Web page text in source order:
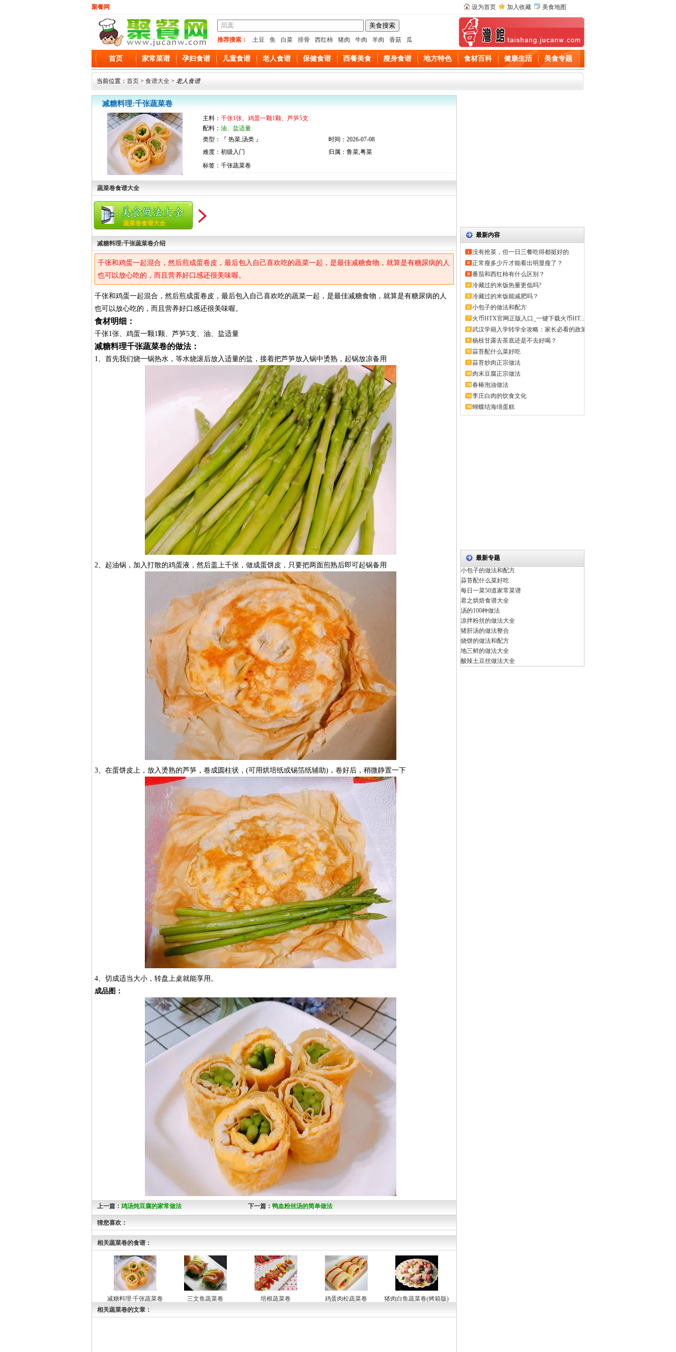
聚餐网 设为首页 加入收藏 美食地图
推荐搜索： 土豆 鱼 白菜 排骨 西红柿 猪肉 牛肉 羊肉 香菇 瓜
首页 家常菜谱 孕妇食谱 儿童食谱 老人食谱 保健食谱 西餐美食 瘦身食谱 地方特色 食材百科 健康生活 美食专题
当前位置： 首页 > 食谱大全 > 老人食谱
减糖料理:千张蔬菜卷
主料： 千张1张、鸡蛋一颗1颗、芦笋5支
配料： 油、盐适量
类型：『 热菜,汤类 』
时间：2026-07-08
难度：初级入门
归属：鲁菜,粤菜
标签：千张蔬菜卷
蔬菜卷食谱大全
蔬菜卷食谱大全
减糖料理:千张蔬菜卷介绍
千张和鸡蛋一起混合，然后煎成蛋卷皮，最后包入自己喜欢吃的蔬菜一起，是最佳减糖食物，就算是有糖尿病的人
也可以放心吃的，而且营养好口感还很美味喔。
千张和鸡蛋一起混合，然后煎成蛋卷皮，最后包入自己喜欢吃的蔬菜一起，是最佳减糖食物，就算是有糖尿病的人
也可以放心吃的，而且营养好口感还很美味喔。
食材明细：
千张1张、鸡蛋一颗1颗、芦笋5支、油、盐适量
减糖料理千张蔬菜卷的做法：
1、首先我们烧一锅热水，等水烧滚后放入适量的盐，接着把芦笋放入锅中烫熟，起锅放凉备用
2、起油锅，加入打散的鸡蛋液，然后盖上千张，做成蛋饼皮，只要把两面煎熟后即可起锅备用
3、在蛋饼皮上，放入烫熟的芦笋，卷成圆柱状，(可用烘培纸或锡箔纸辅助)，卷好后，稍微静置一下
4、切成适当大小，转盘上桌就能享用。
成品图：
上一篇： 鸡汤炖豆腐的家常做法 下一篇： 鸭血粉丝汤的简单做法
猜您喜欢：
相关蔬菜卷的食谱：
减糖料理:千张蔬菜卷 三文鱼蔬菜卷 培根蔬菜卷 鸡蛋肉松蔬菜卷
猪肉白鱼蔬菜卷(烤箱版)
相关蔬菜卷的文章：
最新内容
没有抢菜，但一日三餐吃得都挺好的
正常瘦多少斤才能看出明显瘦了？
番茄和西红柿有什么区别？
冷藏过的米饭热量更低吗?
冷藏过的米饭能减肥吗？
小包子的做法和配方
火币HTX官网正版入口_一键下载火币HT...
武汉学籍入学转学全攻略：家长必看的政策
解...
杨枝甘露去茶底还是不去好喝？
蒜苔配什么菜好吃
蒜苔炒肉正宗做法
肉末豆腐正宗做法
春椿泡油做法
李庄白肉的饮食文化
蝴蝶结海绵蛋糕
最新专题
小包子的做法和配方
蒜苔配什么菜好吃
每日一菜50道家常菜谱
君之烘焙食谱大全
汤的100种做法
凉拌粉丝的做法大全
猪肝汤的做法整合
烧饼的做法和配方
地三鲜的做法大全
酸辣土豆丝做法大全